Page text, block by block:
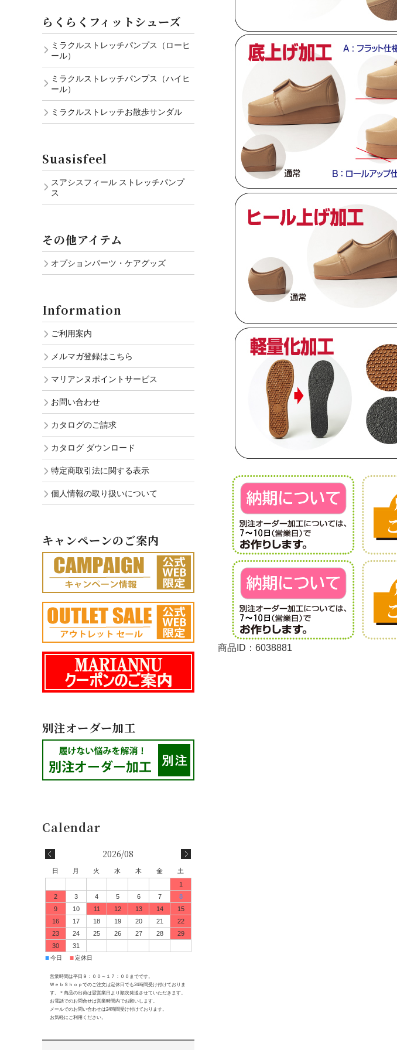
商品ID：6038881
らくらくフィットシューズ
ミラクルストレッチパンプス（ローヒ
ール）
ミラクルストレッチパンプス（ハイヒ
ール）
ミラクルストレッチお散歩サンダル
Suasisfeel
スアシスフィール ストレッチパンプ
ス
その他アイテム
オプションパーツ・ケアグッズ
Information
ご利用案内
メルマガ登録はこちら
マリアンヌポイントサービス
お問い合わせ
カタログのご請求
カタログ ダウンロード
特定商取引法に関する表示
個人情報の取り扱いについて
キャンペーンのご案内
別注オーダー加工
2026/08
日 月 火 水 木 金
土
1
2
3 4 5 6 7
8
9
10 11 12 13 14
15
16
17 18 19 20 21
22
23
24 25 26 27 28
29
30
31
■今日 ■定休日
営業時間は平日９：００～１７：００までです。
ＷｅｂＳｈｏｐでのご注文は定休日でも24時間受け付けておりま
す。＊商品の出荷は翌営業日より順次発送させていただきます。
お電話でのお問合せは営業時間内でお願いします。
メールでのお問い合わせは24時間受け付けております。
お気軽にご利用ください。